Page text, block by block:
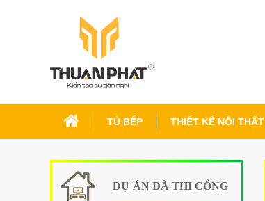
TỦ BẾP THIẾT KẾ NỘI THẤT
DỰ ÁN ĐÃ THI CÔNG